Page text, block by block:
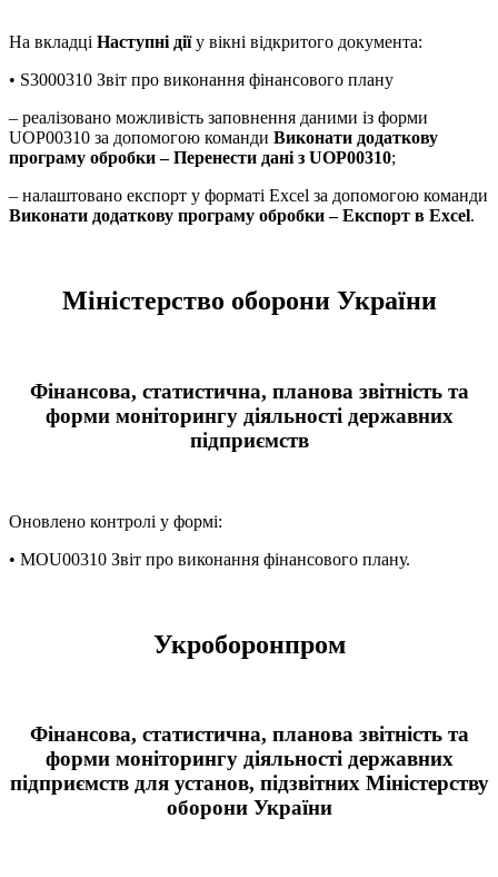
На вкладці Наступні діїу вікні відкритого документа:
• S3000310 Звіт про виконання фінансового плану
– реалізовано можливість заповнення даними із форми
UOP00310 за допомогою команди Виконати додаткову
програму обробки – Перенести дані з UOP00310;
– налаштовано експорт у форматі Excel за допомогою команди
Виконати додаткову програму обробки – Експорт в Excel.
Міністерство оборони України
Фінансова, статистична, планова звітність та
форми моніторингу діяльності державних
підприємств
Оновлено контролі у формі:
• MOU00310 Звіт про виконання фінансового плану.
Укроборонпром
Фінансова, статистична, планова звітність та
форми моніторингу діяльності державних
підприємств для установ, підзвітних Міністерству
оборони України